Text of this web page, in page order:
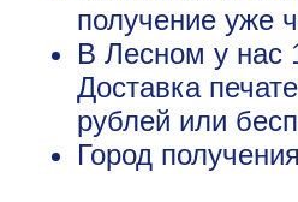
получение уже
В Лесном у нас
Доставка
рублей или
Город